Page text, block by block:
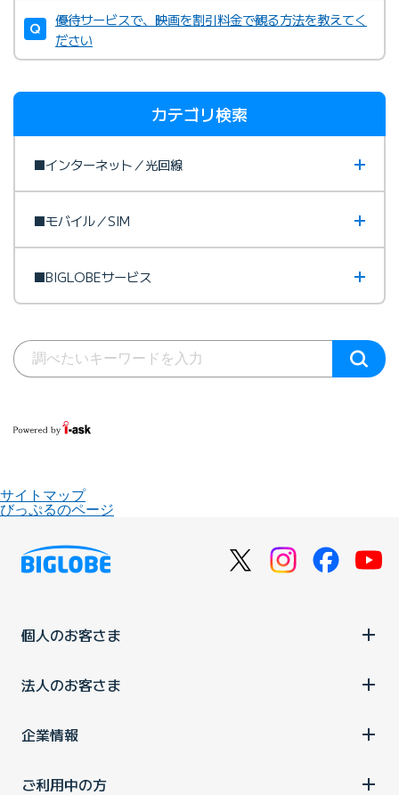
優待サービスで、映画を割引料金で観る方法を教えてく
ださい
カテゴリ検索
■インターネット／光回線
■モバイル／SIM
■BIGLOBEサービス
サイトマップ
びっぷるのページ
個人のお客さま
法人のお客さま
企業情報
ご利用中の方